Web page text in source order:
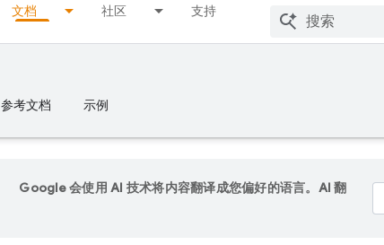
文档 社区 支持
参考文档 示例
Google 会使用 AI 技术将内容翻译成您偏好的语言。AI 翻